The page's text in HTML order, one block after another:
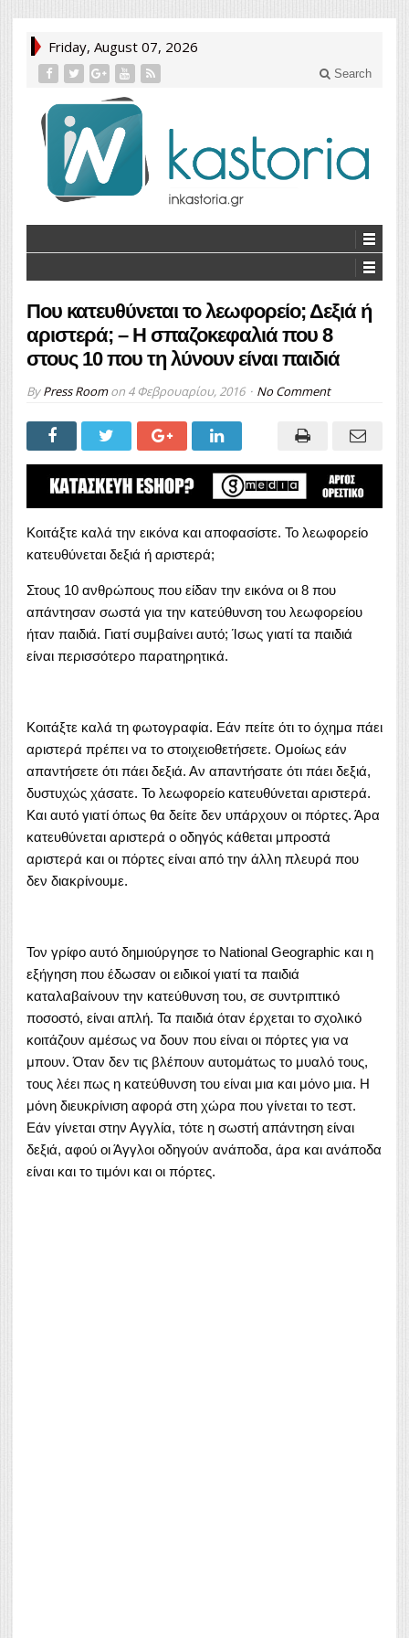
Friday, August 07, 2026
Search
Που κατευθύνεται το λεωφορείο; Δεξιά ή
αριστερά; – Η σπαζοκεφαλιά που 8
στους 10 που τη λύνουν είναι παιδιά
ByPress Roomon 4 Φεβρουαρίου, 2016 No Comment
Κοιτάξτε καλά την εικόνα και αποφασίστε. Το λεωφορείο
κατευθύνεται δεξιά ή αριστερά;
Στους 10 ανθρώπους που είδαν την εικόνα οι 8 που
απάντησαν σωστά για την κατεύθυνση του λεωφορείου
ήταν παιδιά. Γιατί συμβαίνει αυτό; Ίσως γιατί τα παιδιά
είναι περισσότερο παρατηρητικά.
Κοιτάξτε καλά τη φωτογραφία. Εάν πείτε ότι το όχημα πάει
αριστερά πρέπει να το στοιχειοθετήσετε. Ομοίως εάν
απαντήσετε ότι πάει δεξιά. Αν απαντήσατε ότι πάει δεξιά,
δυστυχώς χάσατε. Το λεωφορείο κατευθύνεται αριστερά.
Και αυτό γιατί όπως θα δείτε δεν υπάρχουν οι πόρτες. Άρα
κατευθύνεται αριστερά ο οδηγός κάθεται μπροστά
αριστερά και οι πόρτες είναι από την άλλη πλευρά που
δεν διακρίνουμε.
Τον γρίφο αυτό δημιούργησε το National Geographic και η
εξήγηση που έδωσαν οι ειδικοί γιατί τα παιδιά
καταλαβαίνουν την κατεύθυνση του, σε συντριπτικό
ποσοστό, είναι απλή. Τα παιδιά όταν έρχεται το σχολικό
κοιτάζουν αμέσως να δουν που είναι οι πόρτες για να
μπουν. Όταν δεν τις βλέπουν αυτομάτως το μυαλό τους,
τους λέει πως η κατεύθυνση του είναι μια και μόνο μια. Η
μόνη διευκρίνιση αφορά στη χώρα που γίνεται το τεστ.
Εάν γίνεται στην Αγγλία, τότε η σωστή απάντηση είναι
δεξιά, αφού οι Άγγλοι οδηγούν ανάποδα, άρα και ανάποδα
είναι και το τιμόνι και οι πόρτες.